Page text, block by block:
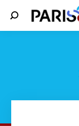
Search: